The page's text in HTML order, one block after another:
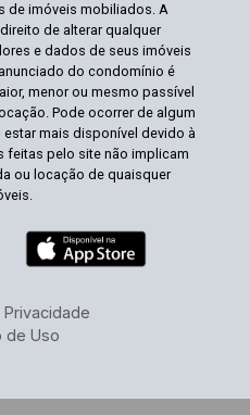
de imóveis mobiliados. A
de alterar qualquer
e dados de seus imóveis
do condomínio é
menor ou mesmo passível
Pode ocorrer de algum
mais disponível devido à
feitas pelo site não implicam
ou locação de quaisquer
de Uso